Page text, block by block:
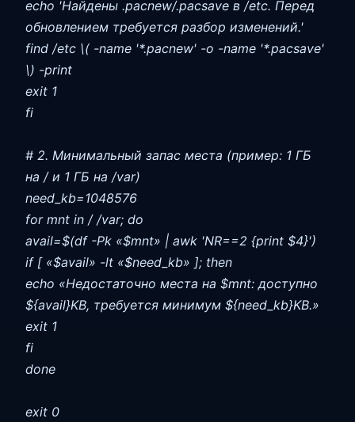
echo 'Найдены .pacnew/.pacsave в /etc. Перед
обновлением требуется разбор изменений.'
find /etc \( -name '*.pacnew' -o -name '*.pacsave'
\) -print
exit 1
fi
# 2. Минимальный запас места (пример: 1 ГБ
на / и 1 ГБ на /var)
need_kb=1048576
for mnt in / /var; do
avail=$(df -Pk «$mnt» | awk 'NR==2 {print $4}')
if [ «$avail» -lt «$need_kb» ]; then
echo «Недостаточно места на $mnt: доступно
${avail}KB, требуется минимум ${need_kb}KB.»
exit 1
fi
done
exit 0